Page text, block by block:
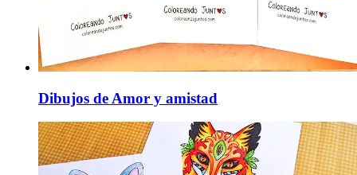
Dibujos de Amor y amistad